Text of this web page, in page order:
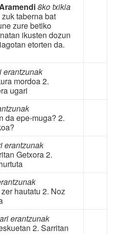
8ko txikia
taberna bat
zure betiko
ikusten dozun
etorten da.
erantzunak
mordoa 2.
ugari
da epe-muga? 2.
erantzunak
Getxora 2.
hautatu 2. Noz
erantzunak
2. Sarritan